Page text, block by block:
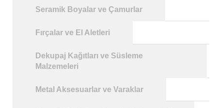
Seramik Boyalar ve Çamurlar
Fırçalar ve El Aletleri
Dekupaj Kağıtları ve Süsleme
Malzemeleri
Metal Aksesuarlar ve Varaklar